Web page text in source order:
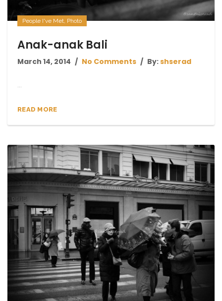
People I've Met Photo
Anak-anak Bali
March 14, 2014 No Comments By:shserad
READ MORE